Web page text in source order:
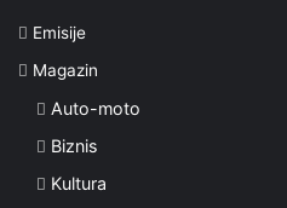
Emisije
Magazin
Auto-moto
Biznis
Kultura